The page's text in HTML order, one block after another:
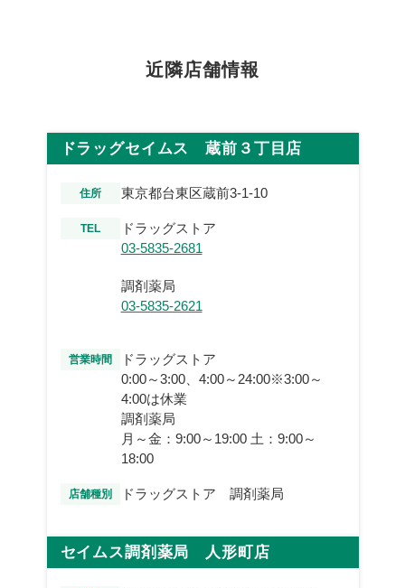
近隣店舗情報
ドラッグセイムス 蔵前３丁目店
住所 東京都台東区蔵前3-1-10
TEL
ドラッグストア
03-5835-2681
調剤薬局
03-5835-2621
営業時間
ドラッグストア
0:00～3:00、4:00～24:00※3:00～
4:00は休業
調剤薬局
月～金：9:00～19:00 土：9:00～
18:00
店舗種別 ドラッグストア 調剤薬局
セイムス調剤薬局 人形町店